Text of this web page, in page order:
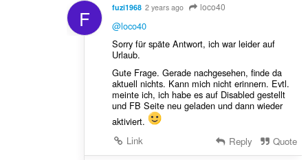
F fuzi1968 2 years ago loco40
@loco40
Sorry für späte Antwort, ich war leider auf
Urlaub.
Gute Frage. Gerade nachgesehen, finde da
aktuell nichts. Kann mich nicht erinnern. Evtl.
meinte ich, ich habe es auf Disabled gestellt
und FB Seite neu geladen und dann wieder
aktiviert.
Link
Reply Quote